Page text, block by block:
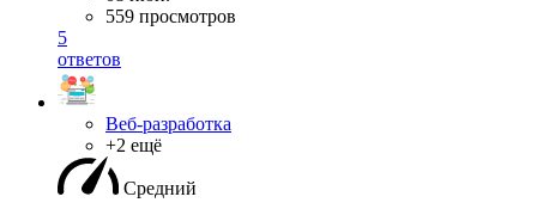
559 просмотров
5
ответов
Веб-разработка
+2 ещё
Средний